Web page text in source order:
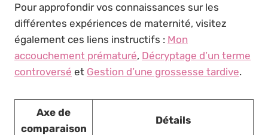
Pour approfondir vos connaissances sur les
différentes expériences de maternité, visitez
également ces liens instructifs : Mon
accouchement prématuré, Décryptage d’un terme
controversé et Gestion d’une grossesse tardive.
Axe de
comparaison
Détails